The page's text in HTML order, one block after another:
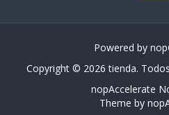
Powered by
Copyright © 2026 tienda.
nopAccelerate
Theme by